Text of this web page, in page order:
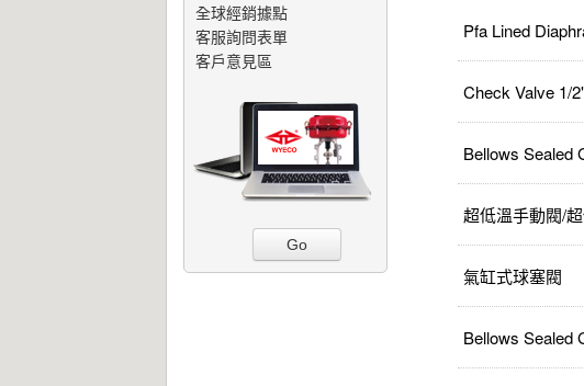
Pfa Lined
Check Valve 1/
Bellows Sealed
超低溫手動閥/
氣缸式球塞閥
Bellows Sealed
全球經銷據點
客服詢問表單
客戶意見區
Go